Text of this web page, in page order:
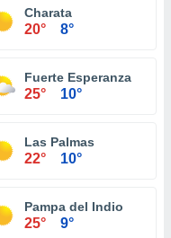
Charata
20° 8°
Fuerte Esperanza
25° 10°
Las Palmas
22° 10°
Pampa del Indio
25° 9°